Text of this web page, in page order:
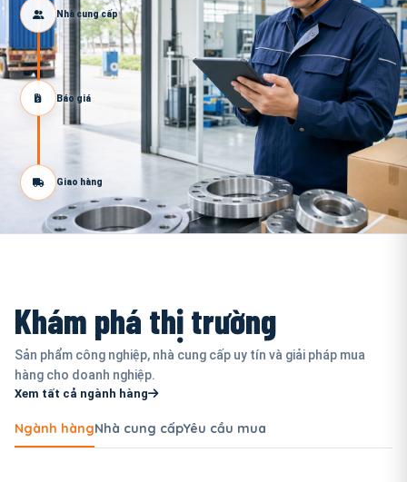
Nhà cung cấp
Báo giá
Giao hàng
Khám phá thị trường
Sản phẩm công nghiệp, nhà cung cấp uy tín và giải pháp mua
hàng cho doanh nghiệp.
Xem tất cả ngành hàng
Ngành hàngNhà cung cấpYêu cầu mua